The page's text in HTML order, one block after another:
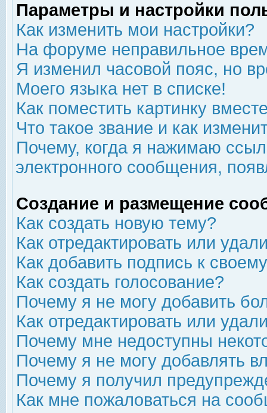
Параметры и настройки
Как изменить мои настройки?
На форуме неправильное
Я изменил часовой пояс, но
Моего языка нет в списке!
Как поместить картинку
Что такое звание и как
Почему, когда я нажимаю
электронного сообщения,
Создание и размещение
Как создать новую тему?
Как отредактировать или
Как добавить подпись к
Как создать голосование?
Почему я не могу добавить
Как отредактировать или
Почему мне недоступны
Почему я не могу добавлять
Почему я получил
Как мне пожаловаться на